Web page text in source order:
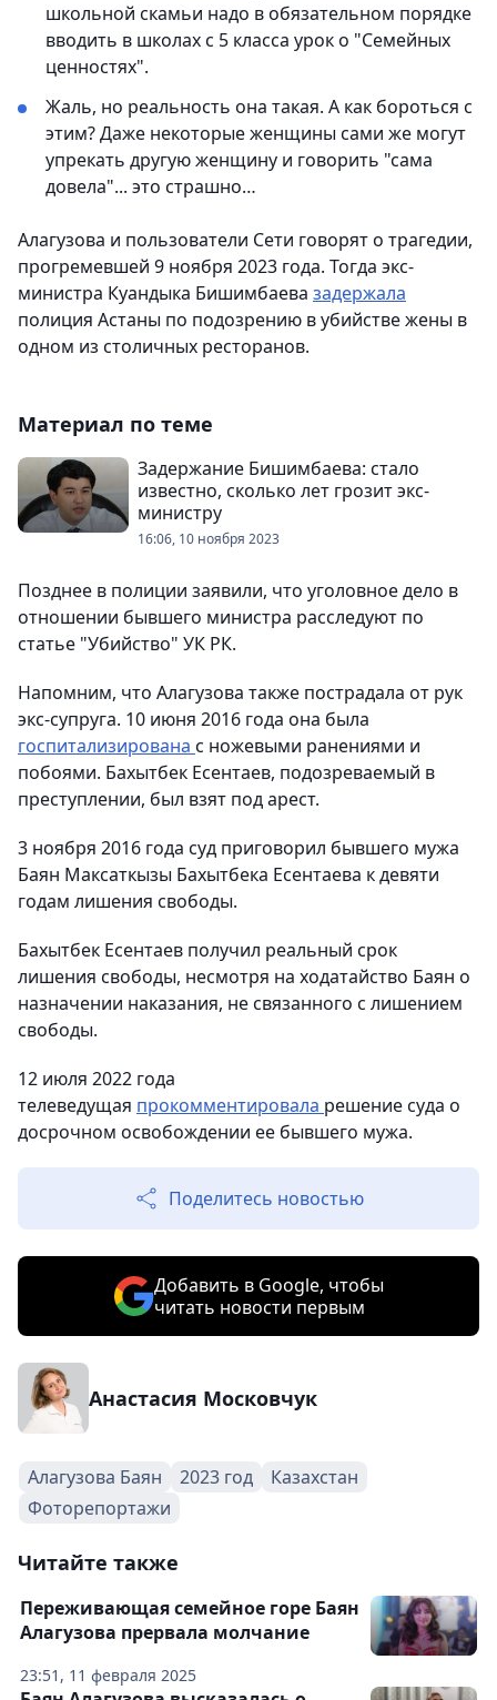
школьной скамьи надо в обязательном порядке
вводить в школах с 5 класса урок о "Семейных
ценностях".
Жаль, но реальность она такая. А как бороться с
этим? Даже некоторые женщины сами же могут
упрекать другую женщину и говорить "сама
довела"... это страшно…
Алагузова и пользователи Сети говорят о трагедии,
прогремевшей 9 ноября 2023 года. Тогда экс-
министра Куандыка Бишимбаева задержала
полиция Астаны по подозрению в убийстве жены в
одном из столичных ресторанов.
Материал по теме
Задержание Бишимбаева: стало
известно, сколько лет грозит экс-
министру
16:06, 10 ноября 2023
Позднее в полиции заявили, что уголовное дело в
отношении бывшего министра расследуют по
статье "Убийство" УК РК.
Напомним, что Алагузова также пострадала от рук
экс-супруга. 10 июня 2016 года она была
госпитализирована с ножевыми ранениями и
побоями. Бахытбек Есентаев, подозреваемый в
преступлении, был взят под арест.
3 ноября 2016 года суд приговорил бывшего мужа
Баян Максаткызы Бахытбека Есентаева к девяти
годам лишения свободы.
Бахытбек Есентаев получил реальный срок
лишения свободы, несмотря на ходатайство Баян о
назначении наказания, не связанного с лишением
свободы.
12 июля 2022 года
телеведущая прокомментировала решение суда о
досрочном освобождении ее бывшего мужа.
Поделитесь новостью
Добавить в Google, чтобы
читать новости первым
Анастасия Московчук
Алагузова Баян 2023 год
Казахстан
Фоторепортажи
Читайте также
23:51, 11 февраля 2025
Переживающая семейное горе Баян
Алагузова прервала молчание